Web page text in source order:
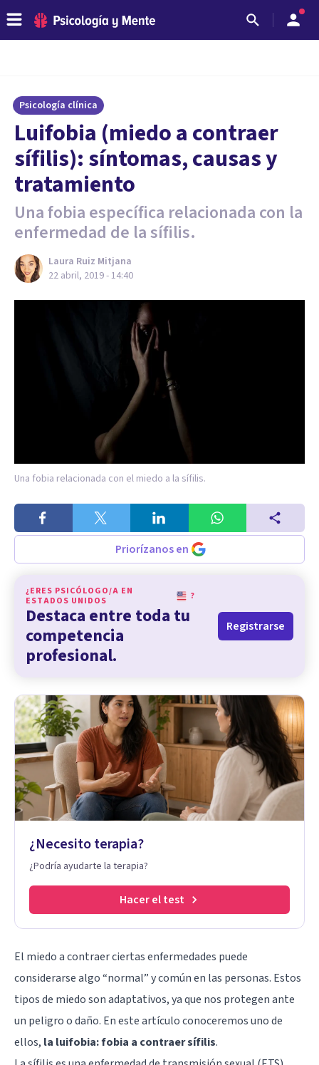
Psicología clínica
Luifobia (miedo a contraer
sífilis): síntomas, causas y
tratamiento
Una fobia específica relacionada con la
enfermedad de la sífilis.
Laura Ruiz Mitjana
22 abril, 2019 - 14:40
Una fobia relacionada con el miedo a la sífilis.
Priorízanos en
¿ERES PSICÓLOGO/A EN
ESTADOS UNIDOS
?
Destaca entre toda tu
competencia
profesional.
Registrarse
¿Necesito terapia?
¿Podría ayudarte la terapia?
Hacer el test
El miedo a contraer ciertas enfermedades puede
considerarse algo “normal” y común en las personas. Estos
tipos de miedo son adaptativos, ya que nos protegen ante
un peligro o daño. En este artículo conoceremos uno de
ellos, la luifobia: fobia a contraer sífilis.